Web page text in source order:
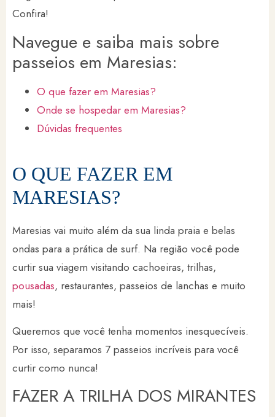
Confira!
Navegue e saiba mais sobre
passeios em Maresias:
O que fazer em Maresias?
Onde se hospedar em Maresias?
Dúvidas frequentes
O QUE FAZER EM
MARESIAS?
Maresias vai muito além da sua linda praia e belas
ondas para a prática de surf. Na região você pode
curtir sua viagem visitando cachoeiras, trilhas,
pousadas, restaurantes, passeios de lanchas e muito
mais!
Queremos que você tenha momentos inesquecíveis.
Por isso, separamos 7 passeios incríveis para você
curtir como nunca!
FAZER A TRILHA DOS MIRANTES